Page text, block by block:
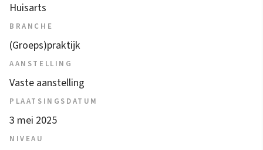
Huisarts
BRANCHE
(Groeps)praktijk
AANSTELLING
Vaste aanstelling
PLAATSINGSDATUM
3 mei 2025
NIVEAU